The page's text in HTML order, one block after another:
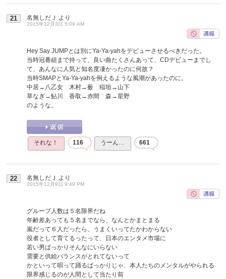
21 名無しだＪ より
2015年12月3日 5:09 AM
Hey Say JUMPとは別にYa-Ya-yahをデビューさせるべきだった。
当時冠番組まで持って、良い曲たくさんあって、CDデビューまでし
て、あんなに人気と知名度凄かったのに何故？
当時SMAPとYa-Ya-yahを例えるような風潮があったのに。
中居→八乙女 木村→薮 稲垣→山下
草なぎ→鮎川 香取→赤間 森→星野
のような。
それな！ 116 うーん… 661
22 名無しだＪ より
2015年12月9日 9:49 PM
グループ人数は５名限界だね
年齢差あっても５名までなら、なんとかまとまる
嵐だって６人だったら、うまくいってたかわからない
役者として育てるったって、日本のエンタメ市場に
若い男ばっかりそんなにいらない
需要と供給バランスがとれてないって
かといって唄って踊るばっかりじゃ、本人たちのメンタルがやられる
限界感じるのが人間として当たり前